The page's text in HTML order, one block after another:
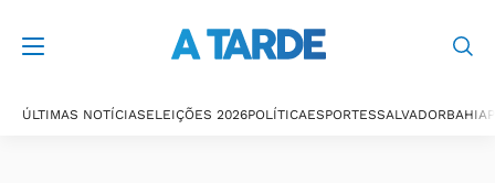
ÚLTIMAS NOTÍCIASELEIÇÕES 2026POLÍTICAESPORTESSALVADORBAHIA